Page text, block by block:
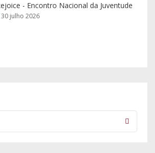
- Encontro Nacional da Juventude
30 julho 2026